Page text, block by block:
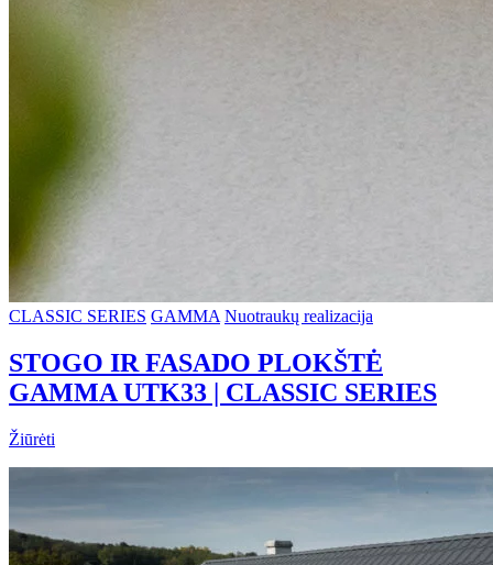
CLASSIC SERIES GAMMA Nuotraukų realizacija
STOGO IR FASADO PLOKŠTĖ
GAMMA UTK33 | CLASSIC SERIES
Žiūrėti